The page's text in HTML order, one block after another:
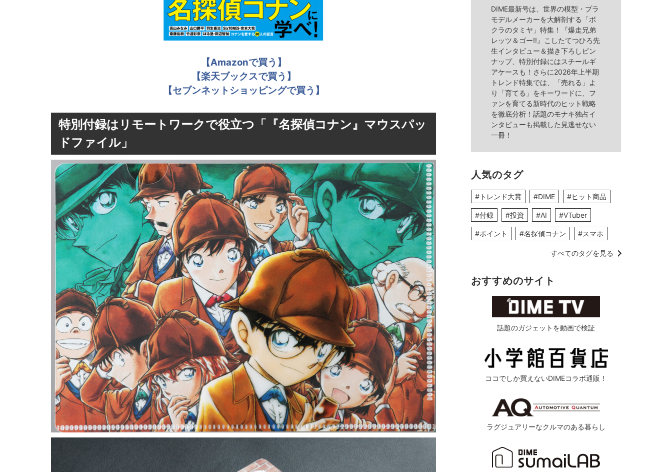
【Amazonで買う】
【楽天ブックスで買う】
【セブンネットショッピングで買う】
特別付録はリモートワークで役立つ「『名探偵コナン』マウスパッ
ドファイル」
DIME最新号は、世界の模型・プラ
モデルメーカーを大解剖する「ボ
クラのタミヤ」特集！『爆走兄弟
レッツ＆ゴー!!』こしたてつひろ先
生インタビュー＆描き下ろしピン
ナップ、特別付録にはスチールギ
アケースも！さらに2026年上半期
トレンド特集では、「売れる」よ
り「育てる」をキーワードに、フ
ァンを育てる新時代のヒット戦略
を徹底分析！話題のモナキ独占イ
ンタビューも掲載した見逃せない
一冊！
人気のタグ
#トレンド大賞 #DIME #ヒット商品
#付録 #投資 #AI #VTuber
#ポイント #名探偵コナン #スマホ
すべてのタグを見る
おすすめのサイト
話題のガジェットを動画で検証
ココでしか買えないDIMEコラボ通販！
ラグジュアリーなクルマのある暮らし